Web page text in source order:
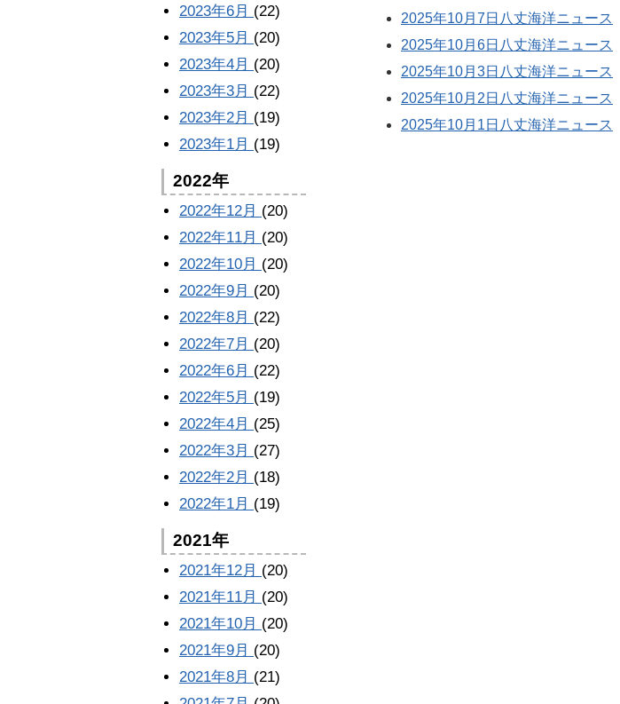
2025年10月7日八丈海洋ニュース
2025年10月6日八丈海洋ニュース
2025年10月3日八丈海洋ニュース
2025年10月2日八丈海洋ニュース
2025年10月1日八丈海洋ニュース
2023年6月 (22)
2023年5月 (20)
2023年4月 (20)
2023年3月 (22)
2023年2月 (19)
2023年1月 (19)
2022年
2022年12月 (20)
2022年11月 (20)
2022年10月 (20)
2022年9月 (20)
2022年8月 (22)
2022年7月 (20)
2022年6月 (22)
2022年5月 (19)
2022年4月 (25)
2022年3月 (27)
2022年2月 (18)
2022年1月 (19)
2021年
2021年12月 (20)
2021年11月 (20)
2021年10月 (20)
2021年9月 (20)
2021年8月 (21)